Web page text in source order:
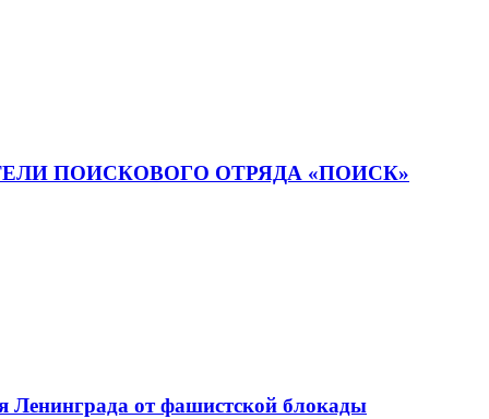
ПОИСКОВОГО ОТРЯДА «ПОИСК»
Ленинграда от фашистской блокады